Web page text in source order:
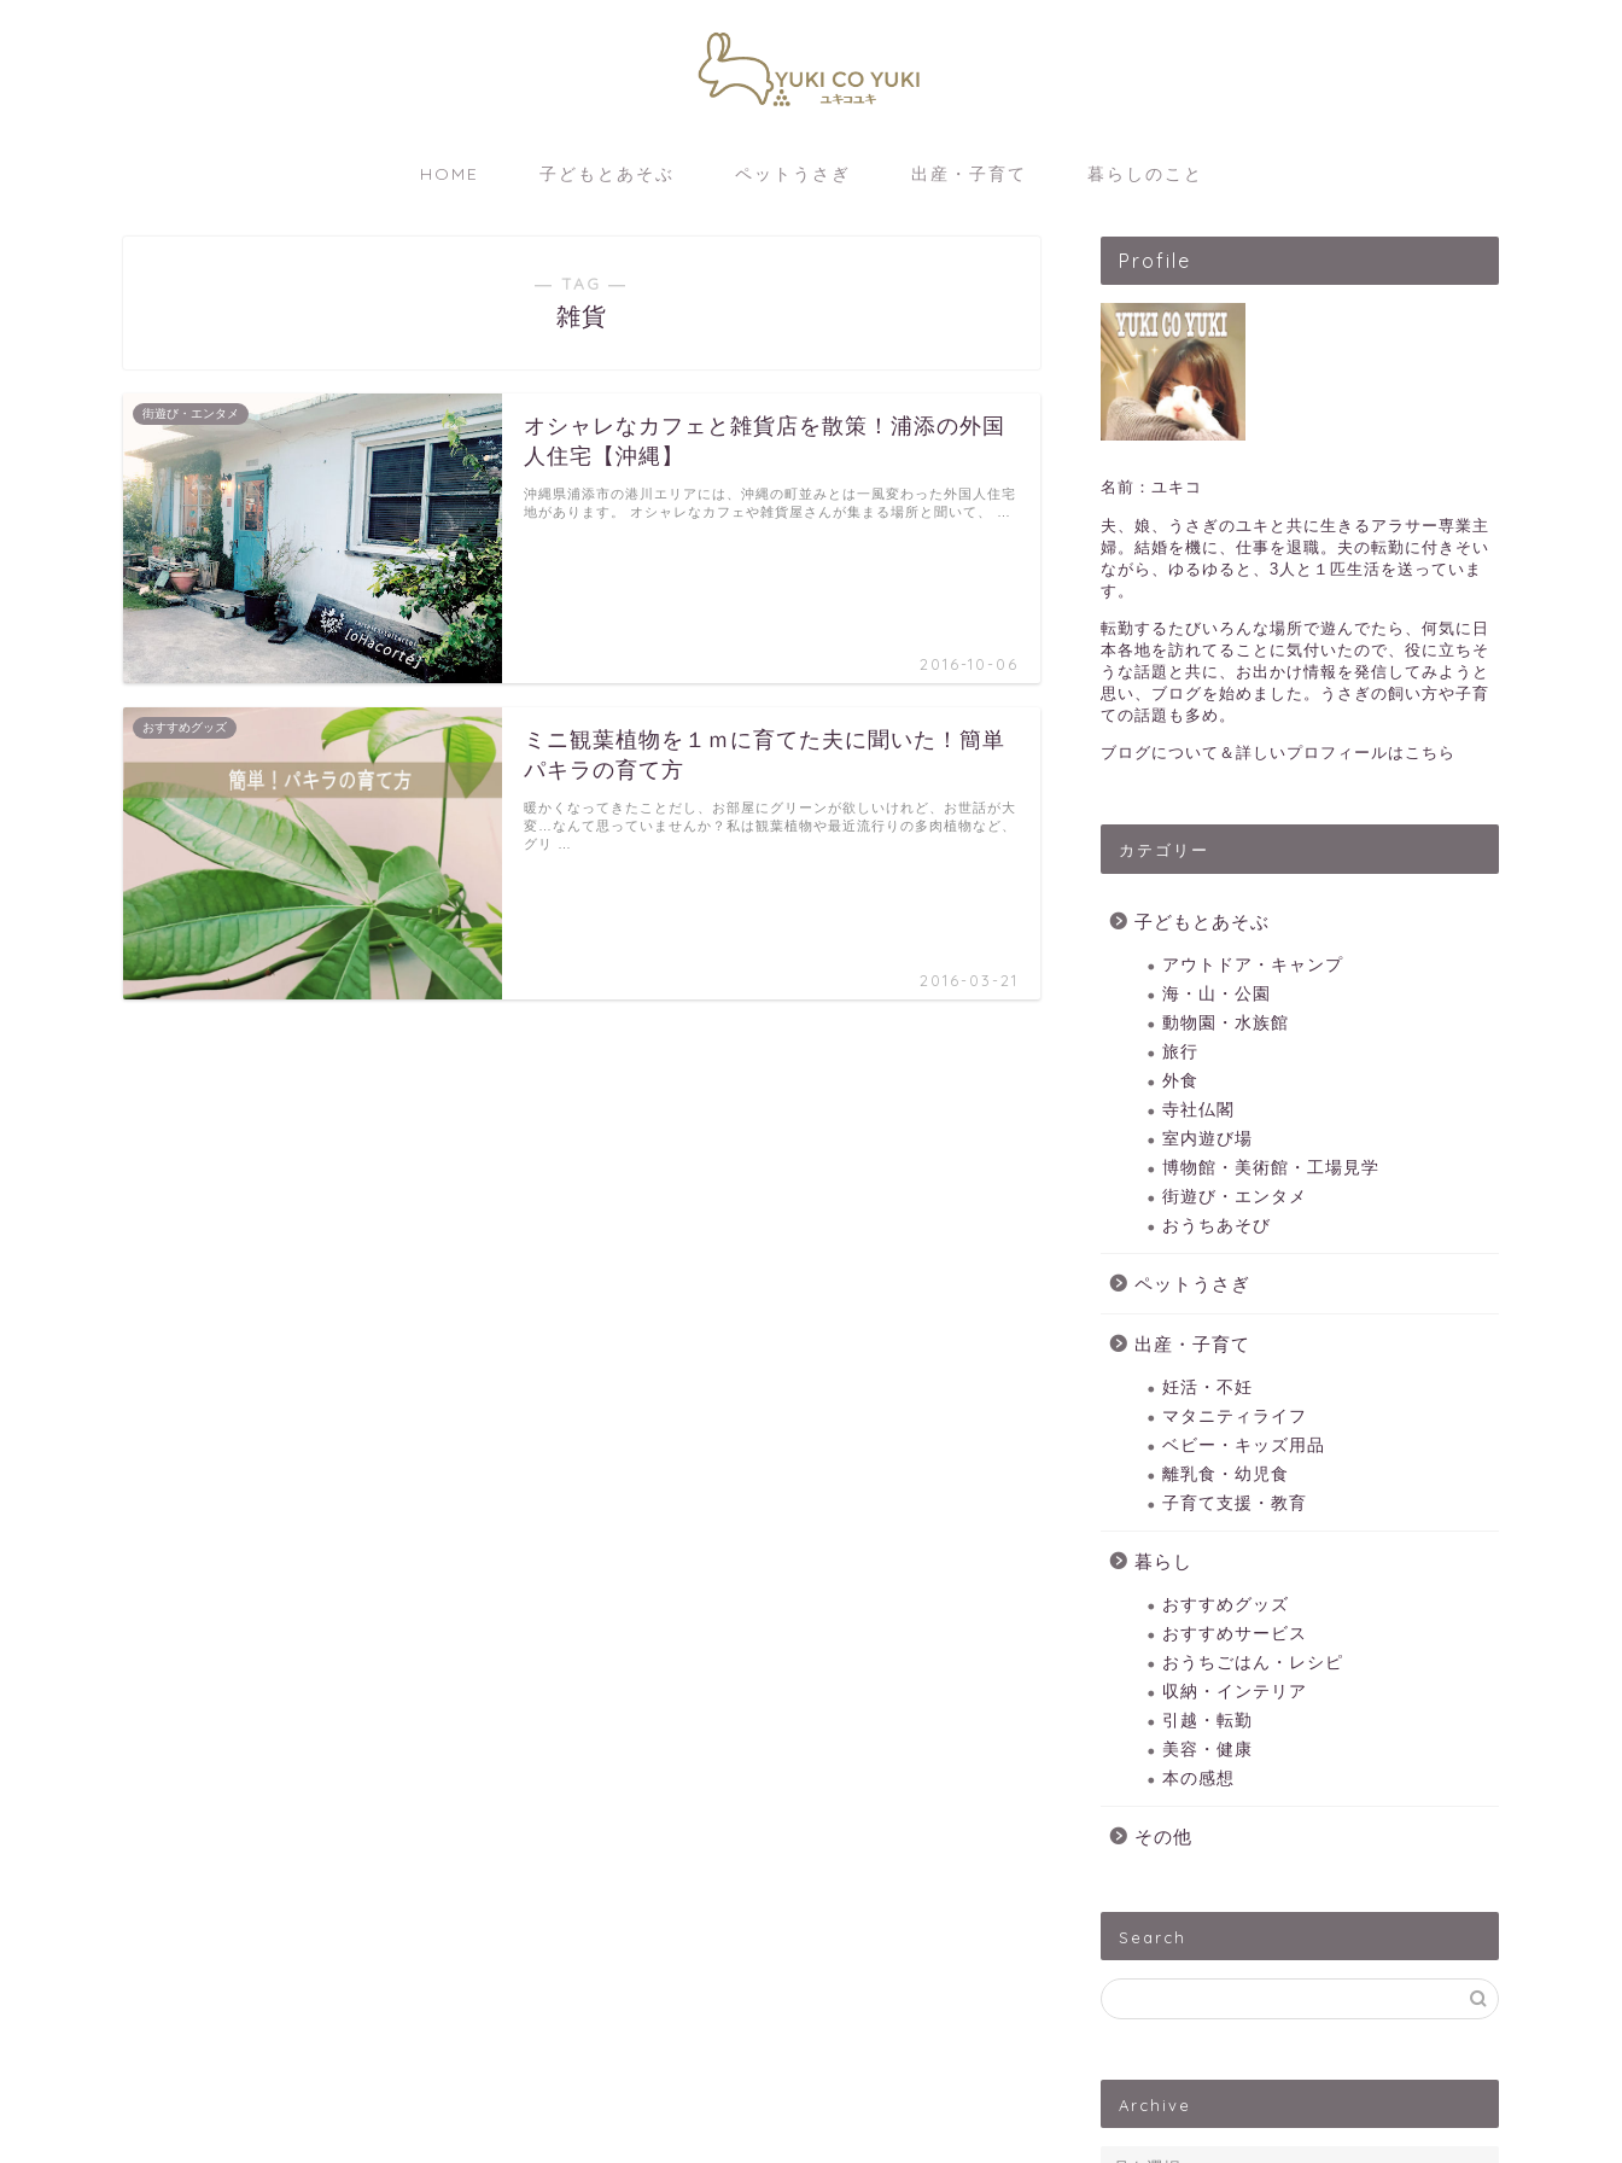
HOME 子どもとあそぶ ペットうさぎ 出産・子育て 暮らしのこと
― TAG ―
雑貨
街遊び・エンタメ
オシャレなカフェと雑貨店を散策！浦添の外国
人住宅【沖縄】
2016-10-06
沖縄県浦添市の港川エリアには、沖縄の町並みとは一風変わった外国人住宅
地があります。 オシャレなカフェや雑貨屋さんが集まる場所と聞いて、 …
おすすめグッズ
ミニ観葉植物を１ｍに育てた夫に聞いた！簡単
パキラの育て方
2016-03-21
暖かくなってきたことだし、お部屋にグリーンが欲しいけれど、お世話が大
変…なんて思っていませんか？私は観葉植物や最近流行りの多肉植物など、
グリ …
Profile
名前：ユキコ
夫、娘、うさぎのユキと共に生きるアラサー専業主
婦。結婚を機に、仕事を退職。夫の転勤に付きそい
ながら、ゆるゆると、3人と１匹生活を送っていま
す。
転勤するたびいろんな場所で遊んでたら、何気に日
本各地を訪れてることに気付いたので、役に立ちそ
うな話題と共に、お出かけ情報を発信してみようと
思い、ブログを始めました。うさぎの飼い方や子育
ての話題も多め。
ブログについて＆詳しいプロフィールはこちら
カテゴリー
子どもとあそぶ
アウトドア・キャンプ
海・山・公園
動物園・水族館
旅行
外食
寺社仏閣
室内遊び場
博物館・美術館・工場見学
街遊び・エンタメ
おうちあそび
ペットうさぎ
出産・子育て
妊活・不妊
マタニティライフ
ベビー・キッズ用品
離乳食・幼児食
子育て支援・教育
暮らし
おすすめグッズ
おすすめサービス
おうちごはん・レシピ
収納・インテリア
引越・転勤
美容・健康
本の感想
その他
Search
Archive